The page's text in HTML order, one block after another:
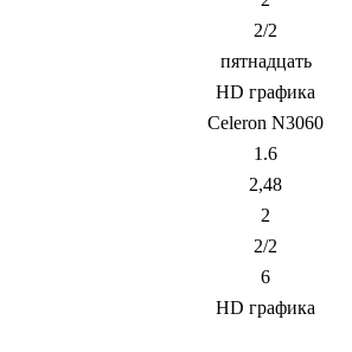
2/2
пятнадцать
HD графика
Celeron N3060
1.6
2,48
2
2/2
6
HD графика